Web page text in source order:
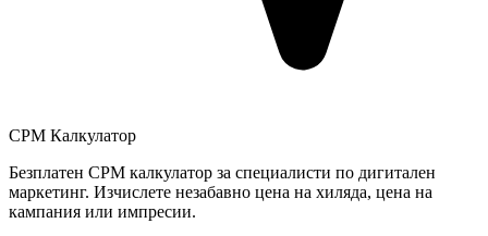
CPM Калкулатор
Безплатен CPM калкулатор за специалисти по дигитален
маркетинг. Изчислете незабавно цена на хиляда, цена на
кампания или импресии.